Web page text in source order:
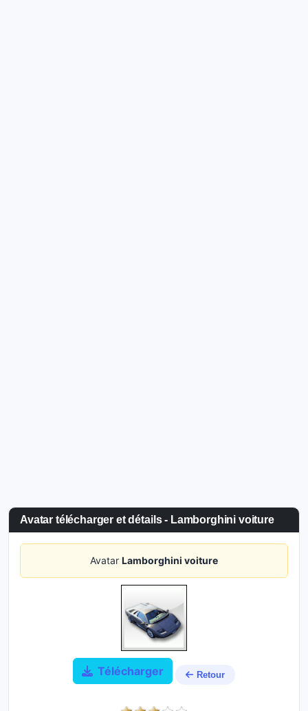
Avatar télécharger et détails - Lamborghini voiture
Avatar Lamborghini voiture
Télécharger Retour